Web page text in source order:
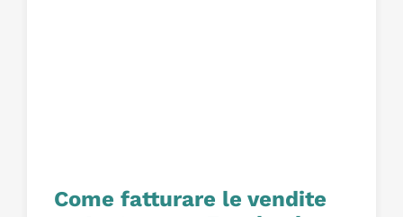
Come fatturare le vendite